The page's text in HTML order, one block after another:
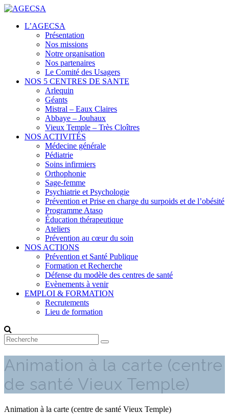
AGECSA
Centres de santé
L’AGECSA
Présentation
Nos missions
Notre organisation
Nos partenaires
Le Comité des Usagers
NOS 5 CENTRES DE SANTE
Arlequin
Géants
Mistral – Eaux Claires
Abbaye – Jouhaux
Vieux Temple – Très Cloîtres
NOS ACTIVITÉS
Médecine générale
Pédiatrie
Soins infirmiers
Orthophonie
Sage-femme
Psychiatrie et Psychologie
Prévention et Prise en charge du surpoids et de l’obésité
Programme Ataso
Éducation thérapeutique
Ateliers
Prévention au cœur du soin
NOS ACTIONS
Prévention et Santé Publique
Formation et Recherche
Défense du modèle des centres de santé
Evènements à venir
EMPLOI & FORMATION
Recrutements
Lieu de formation
Animation à la carte (centre
de santé Vieux Temple)
Animation à la carte (centre de santé Vieux Temple)